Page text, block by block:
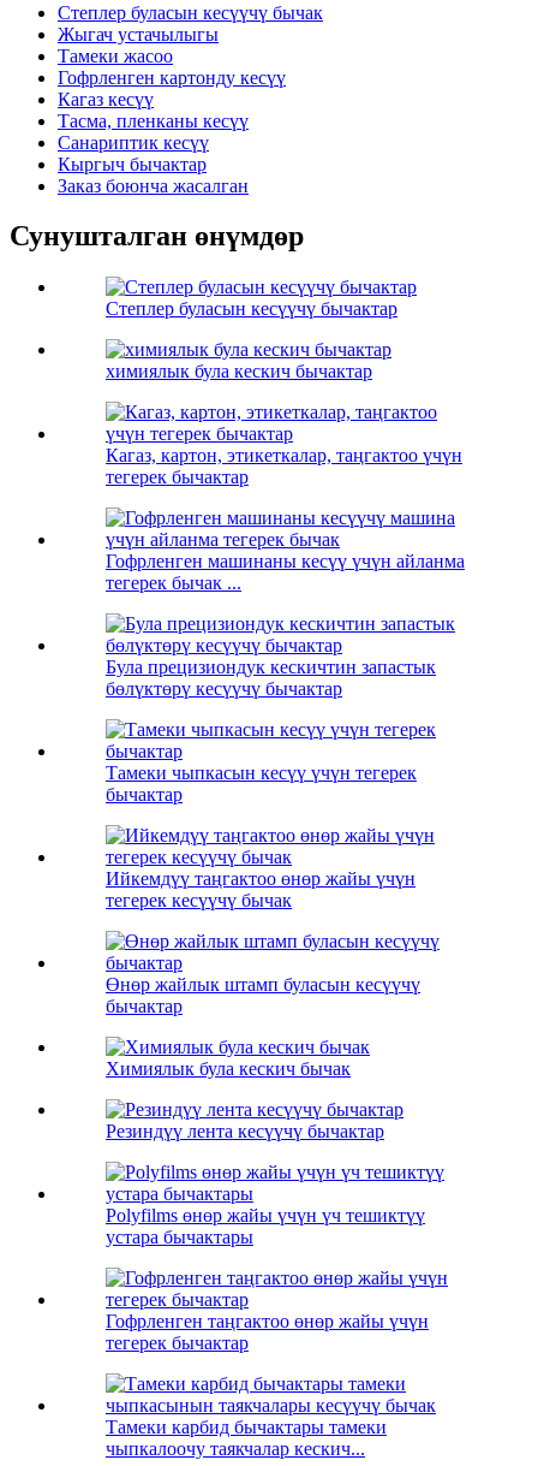
Степлер буласын кесүүчү бычак
Жыгач устачылыгы
Тамеки жасоо
Гофрленген картонду кесүү
Кагаз кесүү
Тасма, пленканы кесүү
Санариптик кесүү
Кыргыч бычактар
Заказ боюнча жасалган
Сунушталган өнүмдөр
Степлер буласын кесүүчү бычактар
химиялык була кескич бычактар
Кагаз, картон, этикеткалар, таңгактоо үчүн
тегерек бычактар
Гофрленген машинаны кесүү үчүн айланма
тегерек бычак ...
Була прецизиондук кескичтин запастык
бөлүктөрү кесүүчү бычактар
Тамеки чыпкасын кесүү үчүн тегерек
бычактар
Ийкемдүү таңгактоо өнөр жайы үчүн
тегерек кесүүчү бычак
Өнөр жайлык штамп буласын кесүүчү
бычактар
Химиялык була кескич бычак
Резиндүү лента кесүүчү бычактар
Polyfilms өнөр жайы үчүн үч тешиктүү
устара бычактары
Гофрленген таңгактоо өнөр жайы үчүн
тегерек бычактар
Тамеки карбид бычактары тамеки
чыпкалоочу таякчалар кескич...